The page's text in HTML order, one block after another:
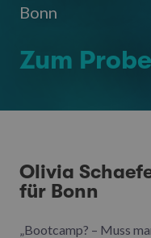
Bonn
Zum
Olivia
für Bonn
„Bootcamp? – Muss